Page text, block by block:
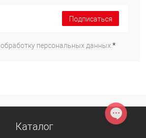
Подписаться
обработку персональных данных.*
Каталог